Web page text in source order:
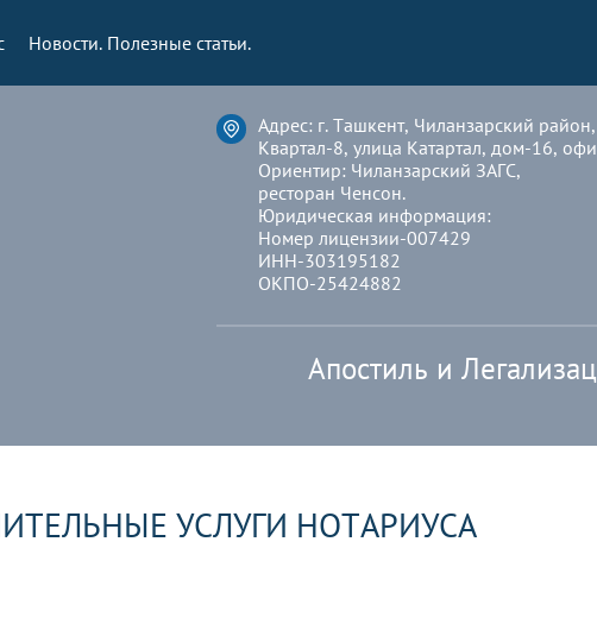
Новости. Полезные статьи.
Адрес: г. Ташкент, Чиланзарский район,
Квартал-8, улица Катартал, дом-16,
Ориентир: Чиланзарский ЗАГС,
ресторан Ченсон.
Юридическая информация:
Номер лицензии-007429
ИНН-303195182
ОКПО-25424882
Апостиль и
УСЛУГИ НОТАРИУСА